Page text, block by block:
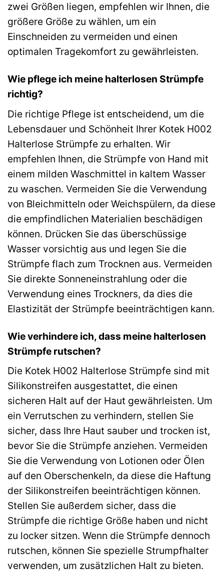
zwei Größen liegen, empfehlen wir Ihnen, die
größere Größe zu wählen, um ein
Einschneiden zu vermeiden und einen
optimalen Tragekomfort zu gewährleisten.
Wie pflege ich meine halterlosen Strümpfe
richtig?
Die richtige Pflege ist entscheidend, um die
Lebensdauer und Schönheit Ihrer Kotek H002
Halterlose Strümpfe zu erhalten. Wir
empfehlen Ihnen, die Strümpfe von Hand mit
einem milden Waschmittel in kaltem Wasser
zu waschen. Vermeiden Sie die Verwendung
von Bleichmitteln oder Weichspülern, da diese
die empfindlichen Materialien beschädigen
können. Drücken Sie das überschüssige
Wasser vorsichtig aus und legen Sie die
Strümpfe flach zum Trocknen aus. Vermeiden
Sie direkte Sonneneinstrahlung oder die
Verwendung eines Trockners, da dies die
Elastizität der Strümpfe beeinträchtigen kann.
Wie verhindere ich, dass meine halterlosen
Strümpfe rutschen?
Die Kotek H002 Halterlose Strümpfe sind mit
Silikonstreifen ausgestattet, die einen
sicheren Halt auf der Haut gewährleisten. Um
ein Verrutschen zu verhindern, stellen Sie
sicher, dass Ihre Haut sauber und trocken ist,
bevor Sie die Strümpfe anziehen. Vermeiden
Sie die Verwendung von Lotionen oder Ölen
auf den Oberschenkeln, da diese die Haftung
der Silikonstreifen beeinträchtigen können.
Stellen Sie außerdem sicher, dass die
Strümpfe die richtige Größe haben und nicht
zu locker sitzen. Wenn die Strümpfe dennoch
rutschen, können Sie spezielle Strumpfhalter
verwenden, um zusätzlichen Halt zu bieten.